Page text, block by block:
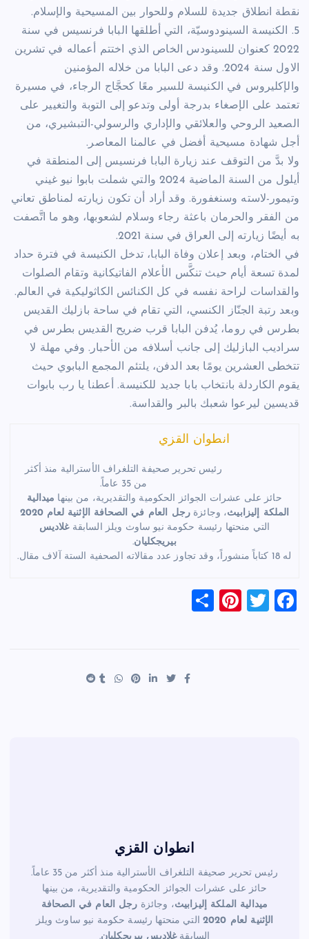
نقطة انطلاق جديدة للسلام وللحوار بين المسيحية والإسلام.
5. الكنيسة السينودوسيّة، التي أطلقها البابا فرنسيس في سنة
2022 كعنوان للسينودس الخاص الذي اختتم أعماله في تشرين
الاول سنة 2024. وقد دعى البابا من خلاله المؤمنين
والإكليروس في الكنيسة للسير معًا كحجَّاج الرجاء، في مسيرة
تعتمد على الإصغاء بدرجة أولى وتدعو إلى التوبة والتغيير على
الصعيد الروحي والعلائقي والإداري والرسولي-التبشيري، من
أجل شهادة مسيحية أفضل في عالمنا المعاصر.
ولا بدَّ من التوقف عند زيارة البابا فرنسيس إلى المنطقة في
أيلول من السنة الماضية 2024 والتي شملت بابوا نيو غيني
وتيمور-لاسته وسنغفورة. وقد أراد أن تكون زيارته لمناطق تعاني
من الفقر والحرمان باعثة رجاء وسلام لشعوبها، وهو ما اتَّصفت
به أيضًا زيارته إلى العراق في سنة 2021.
في الختام، وبعد إعلان وفاة البابا، تدخل الكنيسة في فترة حداد
لمدة تسعة أيام حيث تنكَّس الأعلام الفاتيكانية وتقام الصلوات
والقداسات لراحة نفسه في كل الكنائس الكاثوليكية في العالم.
وبعد رتبة الجنّاز الكنسي، التي تقام في ساحة بازليك القديس
بطرس في روما، يُدفن البابا قرب ضريح القديس بطرس في
سراديب البازليك إلى جانب أسلافه من الأحبار. وفي مهلة لا
تتخطى العشرين يومًا بعد الدفن، يلتئم المجمع البابوي حيث
يقوم الكاردلة بانتخاب بابا جديد للكنيسة. أعطنا يا رب بابوات
قديسين ليرعوا شعبك بالبر والقداسة.
انطوان القزي
رئيس تحرير صحيفة التلغراف الأسترالية منذ أكثر
من 35 عاماً.
حائز على عشرات الجوائز الحكومية والتقديرية، من بينها ميدالية
الملكة إليزابيث، وجائزةرجل العام في الصحافة الإثنية لعام 2020
التي منحتها رئيسة حكومة نيو ساوث ويلز السابقةغلاديس
بيريجكليان.
له 18 كتاباً منشوراً، وقد تجاوز عدد مقالاته الصحفية الستة آلاف مقال.
F
T
Pi
انطوان القزي
رئيس تحرير صحيفة التلغراف الأسترالية منذ أكثر من 35 عاماً.
حائز على عشرات الجوائز الحكومية والتقديرية، من بينها
ميدالية الملكة إليزابيث، وجائزة رجل العام في الصحافة
الإثنية لعام 2020
التي منحتها رئيسة حكومة نيو ساوث ويلز
السابقةغلاديس بيريجكليان.